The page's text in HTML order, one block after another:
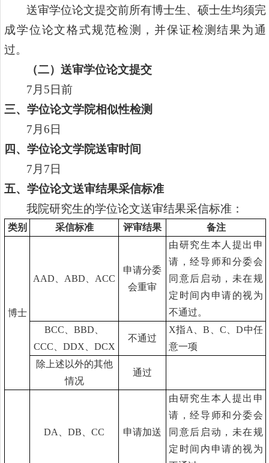
送审学位论文提交前所有博士生、硕士生均须完
成学位论文格式规范检测，并保证检测结果为通
过。
（二） 送审学位论文提交
7月 5 日前
三、学位论文学院相似性检测
7月 6 日
四、学位论文学院送审时间
7月 7 日
五、学位论文送审结果采信标准
我院研究生的学位论文送审结果采信标准：
类别 采信标准 评审结果 备注
博士
AAD ABD ACC
申请分委
会重审
由研究生本人提出申
请，经导师和分委会
同意后启动，未在规
定时间内申请的视为
不通过。
BCC
BBD
CCC
DDX DCX
不通过
X指A 、B C 、D中任
意一项
除上述以外的其他
情况
通过
DA DB CC 申请加送
由研究生本人提出申
请，经导师和分委会
同意后启动，未在规
定时间内申请的视为